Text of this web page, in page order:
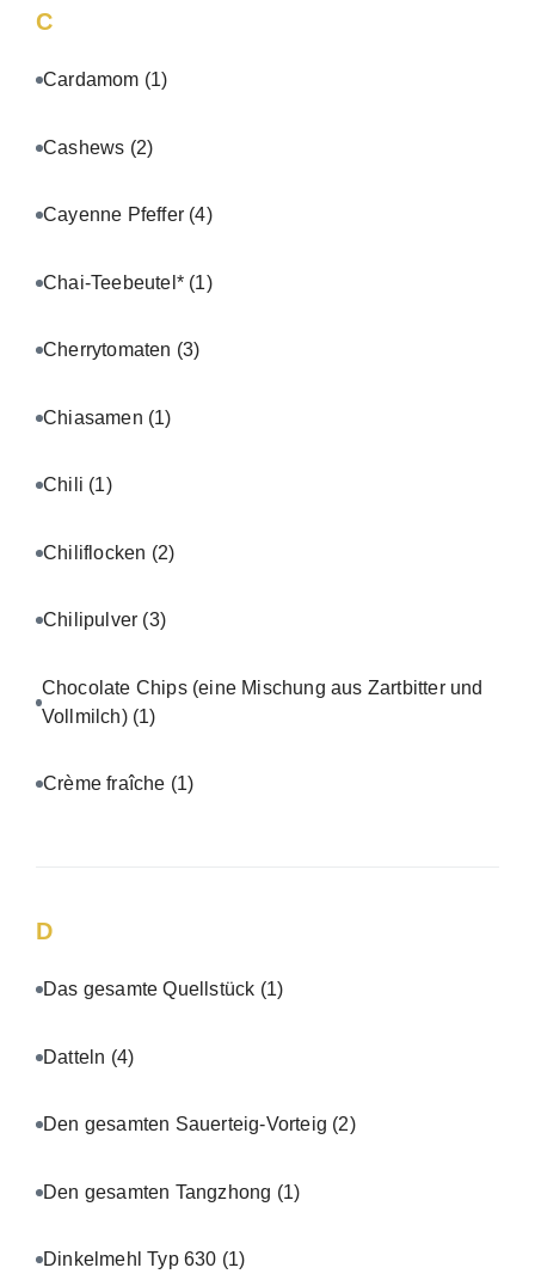
C
Cardamom (1)
Cashews (2)
Cayenne Pfeffer (4)
Chai-Teebeutel* (1)
Cherrytomaten (3)
Chiasamen (1)
Chili (1)
Chiliflocken (2)
Chilipulver (3)
Chocolate Chips (eine Mischung aus Zartbitter und
Vollmilch) (1)
Crème fraîche (1)
D
Das gesamte Quellstück (1)
Datteln (4)
Den gesamten Sauerteig-Vorteig (2)
Den gesamten Tangzhong (1)
Dinkelmehl Typ 630 (1)